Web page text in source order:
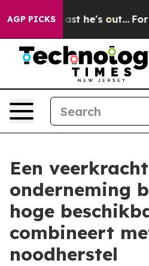
AGP PICKS
Least he's out... For a
Een
onderneming
hoge
combineert
noodherstel